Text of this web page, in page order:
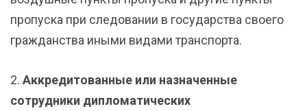
пропуска при следовании в государства своего
гражданства иными видами транспорта.
2. Аккредитованные или назначенные
сотрудники дипломатических